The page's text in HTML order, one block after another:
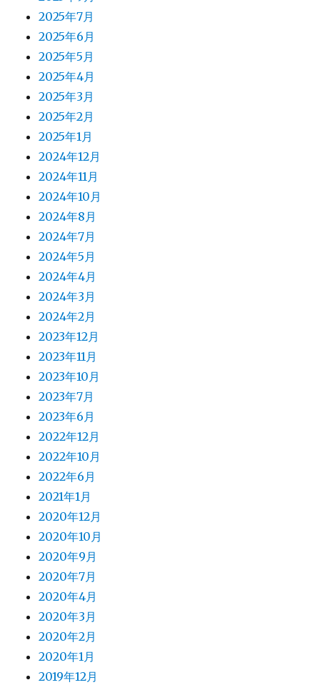
2025年7月
2025年6月
2025年5月
2025年4月
2025年3月
2025年2月
2025年1月
2024年12月
2024年11月
2024年10月
2024年8月
2024年7月
2024年5月
2024年4月
2024年3月
2024年2月
2023年12月
2023年11月
2023年10月
2023年7月
2023年6月
2022年12月
2022年10月
2022年6月
2021年1月
2020年12月
2020年10月
2020年9月
2020年7月
2020年4月
2020年3月
2020年2月
2020年1月
2019年12月